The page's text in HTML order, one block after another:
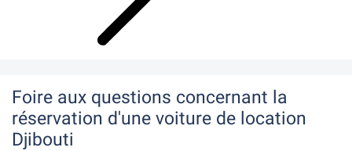
Foire aux questions concernant la
réservation d'une voiture de location
Djibouti